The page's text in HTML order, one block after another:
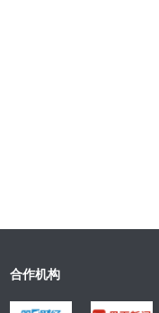
合作机构